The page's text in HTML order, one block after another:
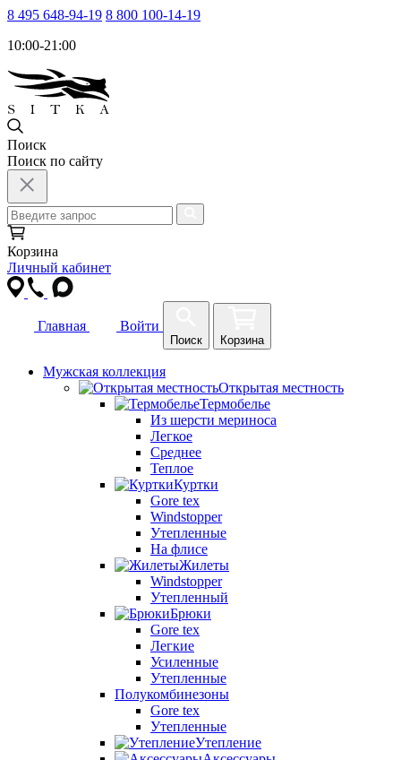
8 495 648-94-19 8 800 100-14-19
10:00-21:00
Поиск
Поиск по сайту
Корзина
Личный кабинет
Главная Войти
Поиск Корзина
Мужская коллекция
Открытая местность
Термобелье
Из шерсти мериноса
Легкое
Среднее
Теплое
Куртки
Gore tex
Windstopper
Утепленные
На флисе
Жилеты
Windstopper
Утепленный
Брюки
Gore tex
Легкие
Усиленные
Утепленные
Полукомбинезоны
Gore tex
Утепленные
Утепление